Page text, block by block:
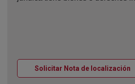
Solicitar Nota de localización